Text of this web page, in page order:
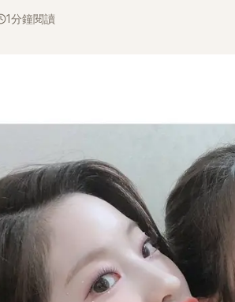
1分鐘閱讀